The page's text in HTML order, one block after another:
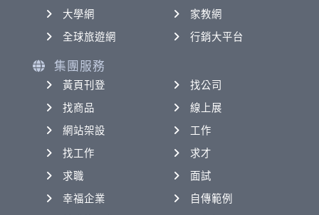
大學網
家教網
全球旅遊網
行銷大平台
集團服務
黃頁刊登
找公司
找商品
線上展
網站架設
工作
找工作
求才
求職
面試
幸福企業
自傳範例